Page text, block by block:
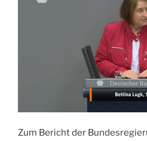
Zum Bericht der